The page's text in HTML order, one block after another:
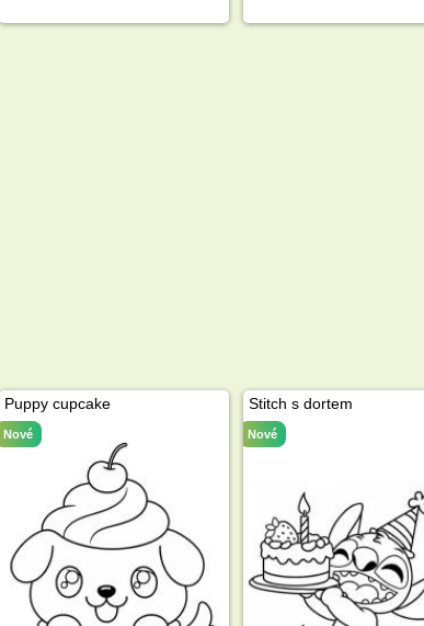
Puppy cupcake
Nové
Stitch s dortem
Nové